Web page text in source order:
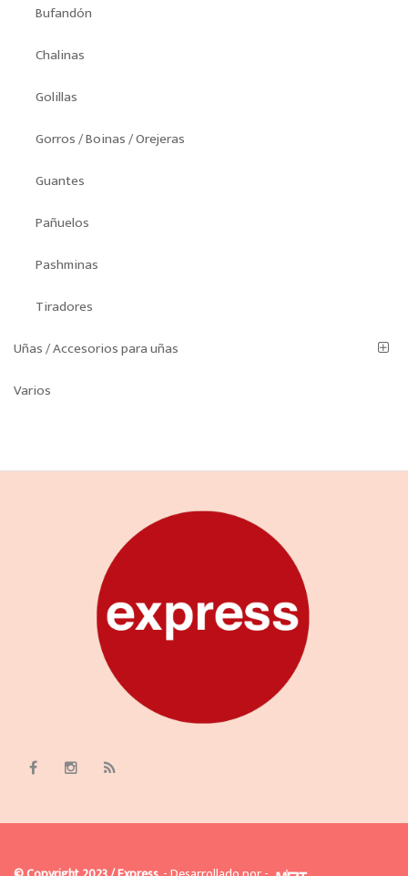
Bufandón
Chalinas
Golillas
Gorros / Boinas / Orejeras
Guantes
Pañuelos
Pashminas
Tiradores
Uñas / Accesorios para uñas
Varios